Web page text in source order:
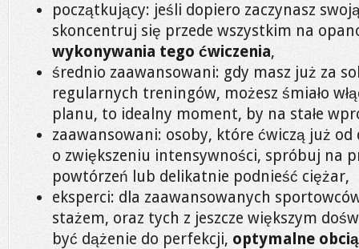
początkujący: jeśli dopiero zaczynasz
skoncentruj się przede wszystkim na
wykonywania tego ćwiczenia,
średnio zaawansowani: gdy masz już za
regularnych treningów, możesz śmiało
planu, to idealny moment, by na stałe
zaawansowani: osoby, które ćwiczą już
o zwiększeniu intensywności, spróbuj na
powtórzeń lub delikatnie podnieść ciężar,
eksperci: dla zaawansowanych
stażem, oraz tych z jeszcze większym
być dążenie do perfekcji, optymalne